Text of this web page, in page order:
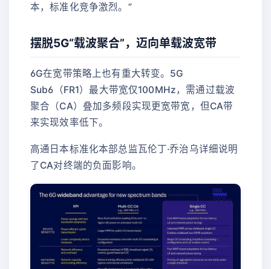
本，标准化竞争激烈。”
摆脱5G“载波聚合”，迈向单载波宽带
6G在宽带策略上也有重大转变。5G
Sub6（FR1）最大带宽仅100MHz，需通过载波
聚合（CA）叠加多频段实现更宽带宽，但CA带
来实现效率低下。
高通日本标准化本部总监瓦伦丁·乔治乌详细说明
了CA对终端的负面影响。